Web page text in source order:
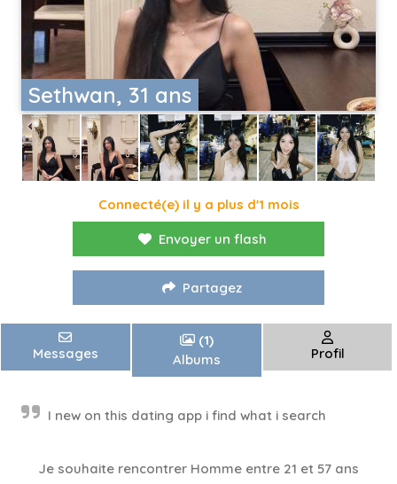
Sethwan, 31 ans
Connecté(e) il y a plus d'1 mois
Envoyer un flash
Partagez
Messages
(1)
Albums
Profil
I new on this dating app i find what i search
Je souhaite rencontrer Homme entre 21 et 57 ans